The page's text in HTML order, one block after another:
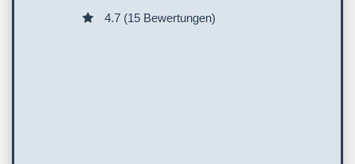
4.7 (15 Bewertungen)